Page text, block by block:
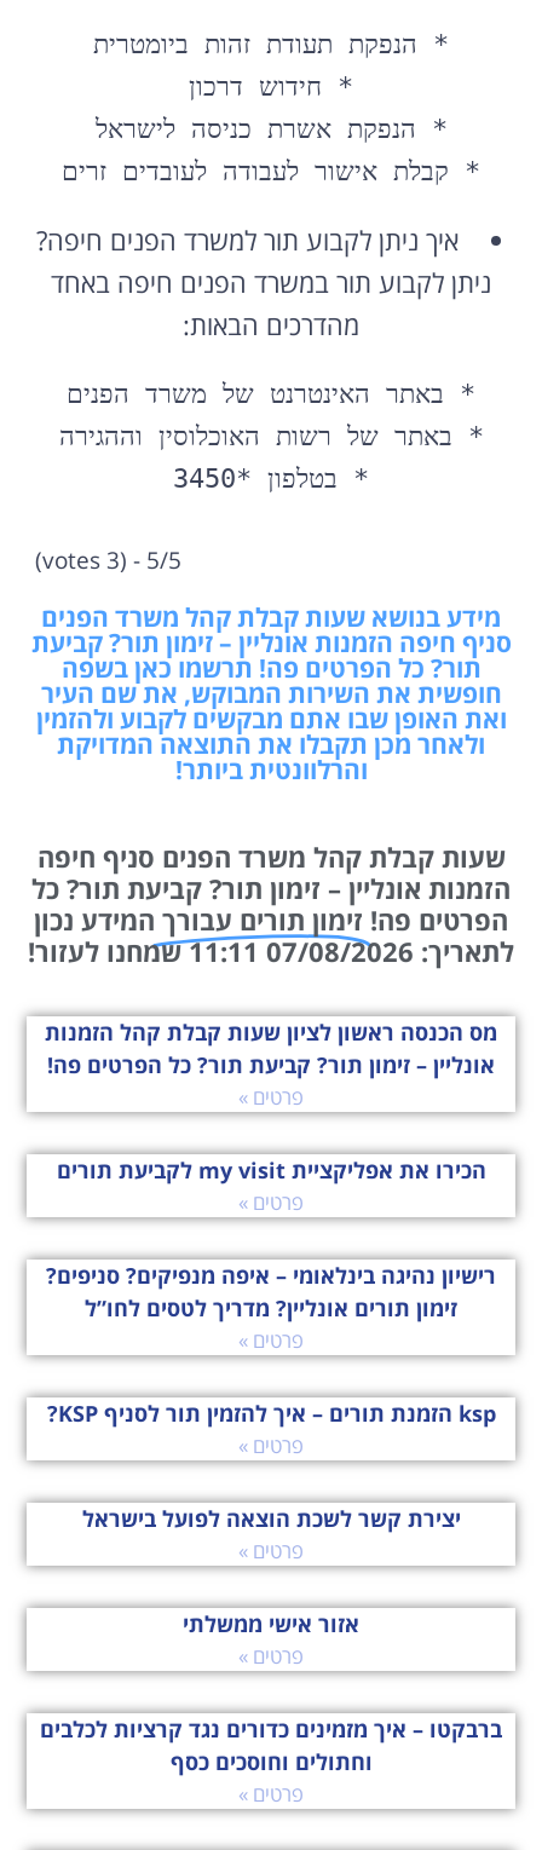
* קבלת אישור לעבודה לעובדים זרים
איך ניתן לקבוע תור למשרד הפנים חיפה?
ניתן לקבוע תור במשרד הפנים חיפה באחד
מהדרכים הבאות:
* בטלפון *3450
5/5 - (3 votes)
מידע בנושא שעות קבלת קהל משרד הפנים
סניף חיפה הזמנות אונליין – זימון תור? קביעת
תור? כל הפרטים פה! תרשמו כאן בשפה
חופשית את השירות המבוקש, את שם העיר
ואת האופן שבו אתם מבקשים לקבוע ולהזמין
ולאחר מכן תקבלו את התוצאה המדויקת
והרלוונטית ביותר!
שעות קבלת קהל משרד הפנים סניף חיפה
הזמנות אונליין – זימון תור? קביעת תור? כל
הפרטים פה! זימון תורים עבורך המידע נכון
לתאריך: 07/08/2026 11:11 שמחנו לעזור!
מס הכנסה ראשון לציון שעות קבלת קהל הזמנות
אונליין – זימון תור? קביעת תור? כל הפרטים פה!
פרטים »
הכירו את אפליקציית my visit לקביעת תורים
פרטים »
רישיון נהיגה בינלאומי – איפה מנפיקים? סניפים?
זימון תורים אונליין? מדריך לטסים לחו”ל
פרטים »
ksp הזמנת תורים – איך להזמין תור לסניף KSP?
פרטים »
יצירת קשר לשכת הוצאה לפועל בישראל
פרטים »
אזור אישי ממשלתי
פרטים »
ברבקטו – איך מזמינים כדורים נגד קרציות לכלבים
וחתולים וחוסכים כסף
פרטים »